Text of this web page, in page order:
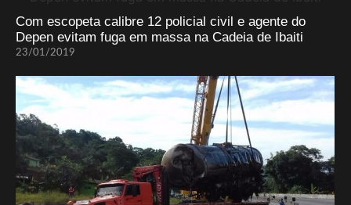
Com escopeta calibre 12 policial civil e agente do
Depen evitam fuga em massa na Cadeia de Ibaiti
23/01/2019